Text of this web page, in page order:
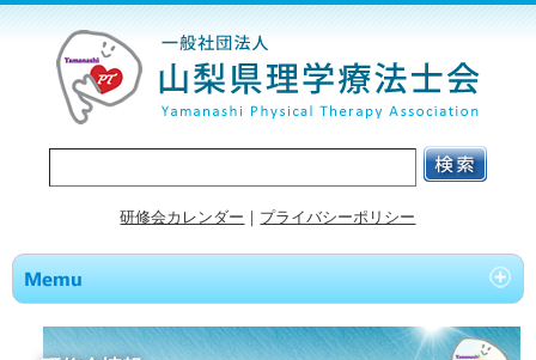
研修会カレンダー ｜ プライバシーポリシー